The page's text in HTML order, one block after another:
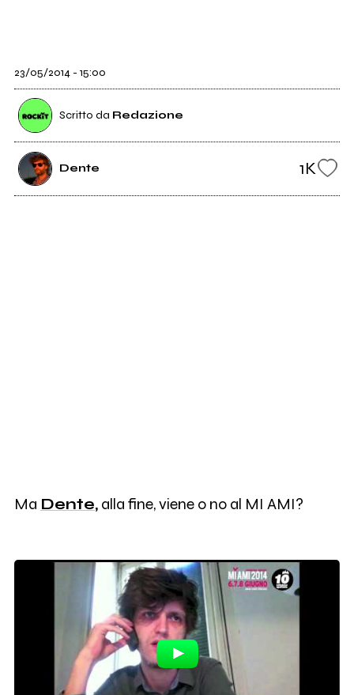
23/05/2014 - 15:00
Scritto da Redazione
Dente 1K
Ma Dente,alla fine, viene o no al MI AMI?